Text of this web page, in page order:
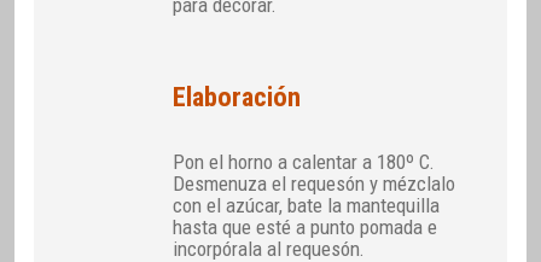
Elaboración
Pon el horno a calentar a 180º C.
Desmenuza el requesón y mézclalo
con el azúcar, bate la mantequilla
hasta que esté a punto pomada e
incorpórala al requesón.